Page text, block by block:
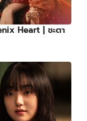
Heart | ชะตา